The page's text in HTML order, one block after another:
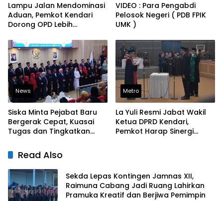
Lampu Jalan Mendominasi
Aduan, Pemkot Kendari
Dorong OPD Lebih
Laporan Warga
VIDEO : Para Pengabdi
Pelosok Negeri ( PDB FPIK
UMK )
News
Siska Minta Pejabat Baru
Bergerak Cepat, Kuasai
Tugas dan Tingkatkan
Metro
La Yuli Resmi Jabat Wakil
Ketua DPRD Kendari,
Pemkot Harap Sinergi
Read Also
Sekda Lepas Kontingen Jamnas XII,
Raimuna Cabang Jadi Ruang Lahirkan
Pramuka Kreatif dan Berjiwa Pemimpin